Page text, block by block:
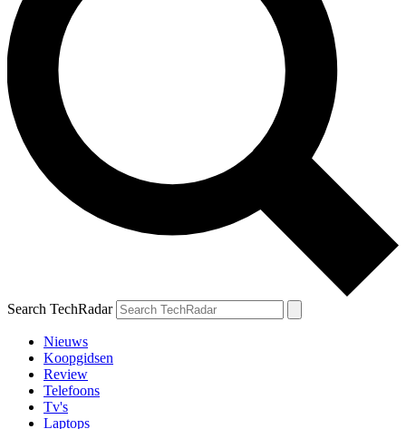
Search TechRadar
Nieuws
Koopgidsen
Review
Telefoons
Tv's
Laptops